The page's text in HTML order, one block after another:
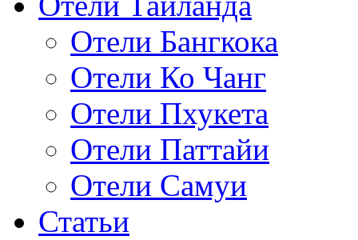
Отели Бангкока
Отели Ко Чанг
Отели Пхукета
Отели Паттайи
Отели Самуи
Статьи